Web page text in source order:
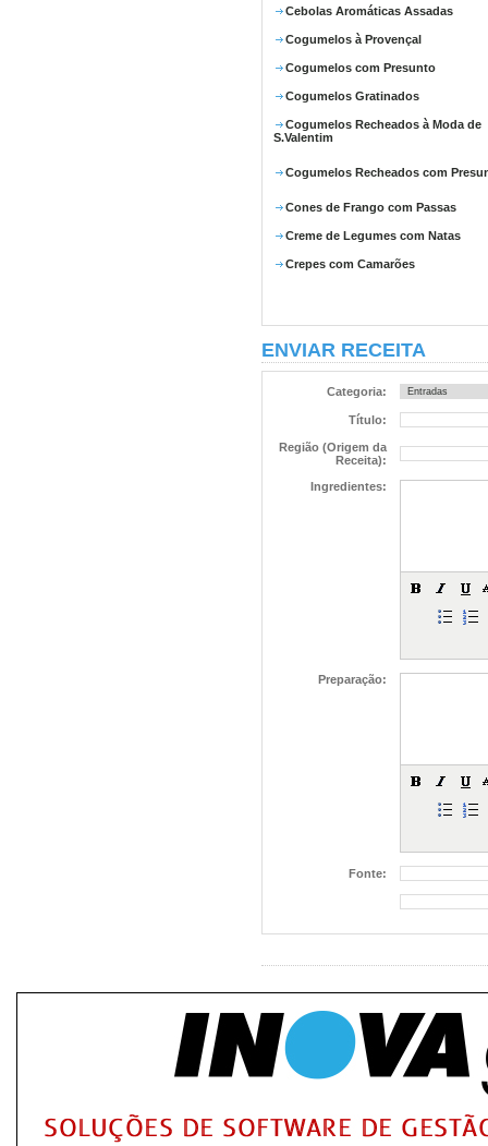
Cebolas Aromáticas Assadas
Cogumelos à Provençal
Cogumelos com Presunto
Cogumelos Gratinados
Cogumelos Recheados à Moda de
S.Valentim
Cogumelos Recheados com
Cones de Frango com Passas
Creme de Legumes com Natas
Crepes com Camarões
ENVIAR RECEITA
Categoria:
Título:
Região (Origem da
Receita):
Ingredientes:
Preparação:
Fonte: